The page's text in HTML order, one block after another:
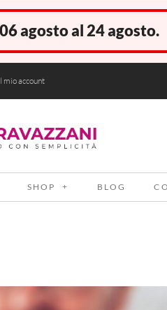
agosto al 24 agosto.
mio account
SHOP BLOG